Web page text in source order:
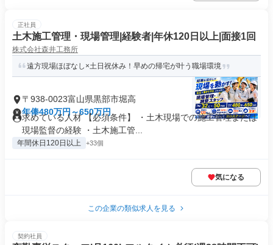
正社員
土木施工管理・現場管理|経験者|年休120日以上|面接1回
株式会社森井工務所
遠方現場ほぼなし×土日祝休み！早めの帰宅が叶う職場環境
〒938-0023富山県黒部市堀高
年俸480万円～650万円
求めている人材 【必須条件】 ・土木現場での施工管理または
現場監督の経験 ・土木施工管...
年間休日120日以上 +33個
気になる
この企業の類似求人を見る
契約社員